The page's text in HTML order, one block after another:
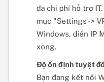
đa chi phí hỗ trợ
mục "Settings ->
Windows, điền IP
xong.
Độ ổn định tuyệt
Bạn đang kết nối